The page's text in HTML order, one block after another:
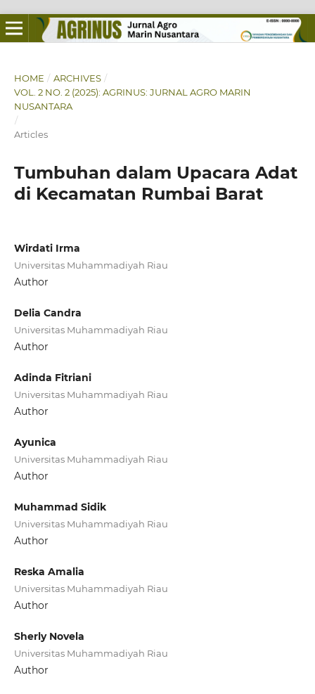
HOME / ARCHIVES /
VOL. 2 NO. 2 (2025): AGRINUS: JURNAL AGRO MARIN
NUSANTARA
/
Articles
Tumbuhan dalam Upacara Adat
di Kecamatan Rumbai Barat
Wirdati Irma
Universitas Muhammadiyah Riau
Author
Delia Candra
Universitas Muhammadiyah Riau
Author
Adinda Fitriani
Universitas Muhammadiyah Riau
Author
Ayunica
Universitas Muhammadiyah Riau
Author
Muhammad Sidik
Universitas Muhammadiyah Riau
Author
Reska Amalia
Universitas Muhammadiyah Riau
Author
Sherly Novela
Universitas Muhammadiyah Riau
Author